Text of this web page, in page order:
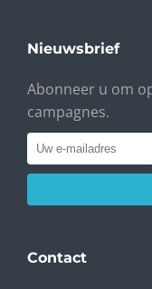
Nieuwsbrief
Abonneer u om
campagnes.
Contact